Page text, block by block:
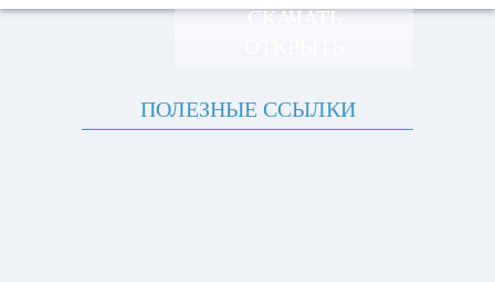
СКАЧАТЬ
ПОЛЕЗНЫЕ ССЫЛКИ